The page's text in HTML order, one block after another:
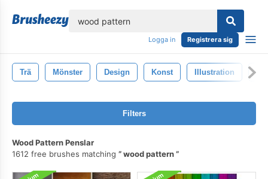
Logga in Registrera sig
Trä Mönster Design Konst Illustration
Filters
Wood Pattern Penslar
1612 free brushes matching
wood pattern